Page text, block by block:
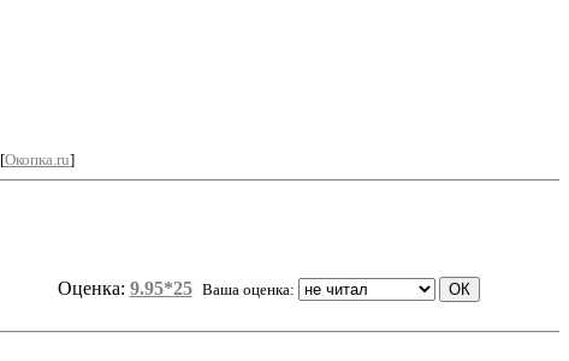
[Окопка.ru]
Оценка: 9.95*25 Ваша оценка: